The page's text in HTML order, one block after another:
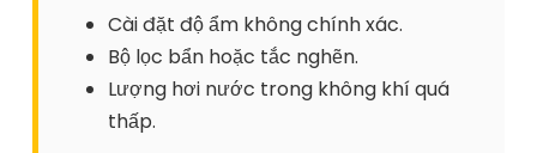
Cài đặt độ ẩm không chính xác.
Bộ lọc bẩn hoặc tắc nghẽn.
Lượng hơi nước trong không khí quá
thấp.